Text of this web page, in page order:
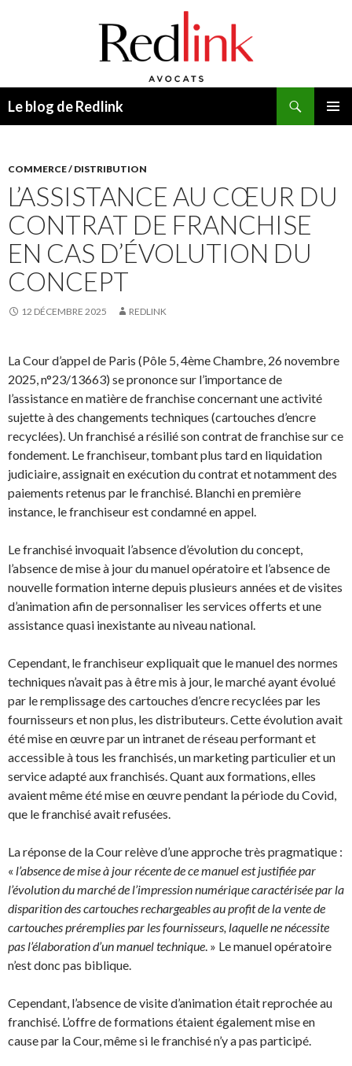
Le blog de Redlink
COMMERCE / DISTRIBUTION
L’ASSISTANCE AU CŒUR DU
CONTRAT DE FRANCHISE
EN CAS D’ÉVOLUTION DU
CONCEPT
12 DÉCEMBRE 2025 REDLINK
La Cour d’appel de Paris (Pôle 5, 4ème Chambre, 26 novembre
2025, n°23/13663) se prononce sur l’importance de
l’assistance en matière de franchise concernant une activité
sujette à des changements techniques (cartouches d’encre
recyclées). Un franchisé a résilié son contrat de franchise sur ce
fondement. Le franchiseur, tombant plus tard en liquidation
judiciaire, assignait en exécution du contrat et notamment des
paiements retenus par le franchisé. Blanchi en première
instance, le franchiseur est condamné en appel.
Le franchisé invoquait l’absence d’évolution du concept,
l’absence de mise à jour du manuel opératoire et l’absence de
nouvelle formation interne depuis plusieurs années et de visites
d’animation afin de personnaliser les services offerts et une
assistance quasi inexistante au niveau national.
Cependant, le franchiseur expliquait que le manuel des normes
techniques n’avait pas à être mis à jour, le marché ayant évolué
par le remplissage des cartouches d’encre recyclées par les
fournisseurs et non plus, les distributeurs. Cette évolution avait
été mise en œuvre par un intranet de réseau performant et
accessible à tous les franchisés, un marketing particulier et un
service adapté aux franchisés. Quant aux formations, elles
avaient même été mise en œuvre pendant la période du Covid,
que le franchisé avait refusées.
La réponse de la Cour relève d’une approche très pragmatique :
« l’absence de mise à jour récente de ce manuel est justifiée par
l’évolution du marché de l’impression numérique caractérisée par la
disparition des cartouches rechargeables au profit de la vente de
cartouches préremplies par les fournisseurs, laquelle ne nécessite
pas l’élaboration d’un manuel technique. » Le manuel opératoire
n’est donc pas biblique.
Cependant, l’absence de visite d’animation était reprochée au
franchisé. L’offre de formations étaient également mise en
cause par la Cour, même si le franchisé n’y a pas participé.